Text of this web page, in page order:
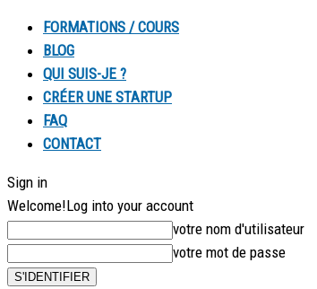
FORMATIONS / COURS
BLOG
QUI SUIS-JE ?
CRÉER UNE STARTUP
FAQ
CONTACT
Sign in
Welcome!Log into your account
votre nom d'utilisateur
votre mot de passe